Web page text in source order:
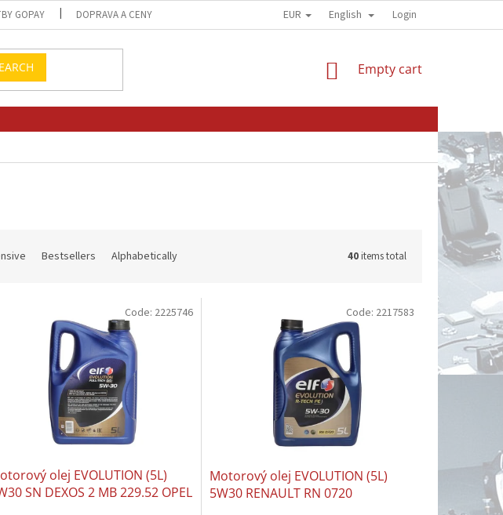
GOPAY DOPRAVA A CENY GDPR - OCHRANA OSOBNÍCH ÚDAJŮ
EUR English Login
SHOPPING
Empty cart
Bestsellers Alphabetically 40items total
olej EVOLUTION (5L)
SN DEXOS 2 MB 229.52 OPEL
Code: 2225746
Motorový olej EVOLUTION (5L)
5W30 RENAULT RN 0720
Code: 2217583